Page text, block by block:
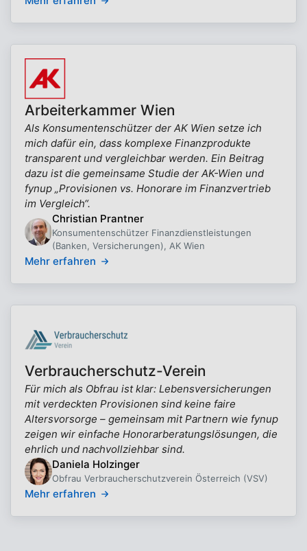
Arbeiterkammer Wien
Als Konsumentenschützer der AK Wien setze ich
mich dafür ein, dass komplexe Finanzprodukte
transparent und vergleichbar werden. Ein Beitrag
dazu ist die gemeinsame Studie der AK-Wien und
fynup „Provisionen vs. Honorare im Finanzvertrieb
im Vergleich“.
Christian Prantner
Konsumentenschützer Finanzdienstleistungen
(Banken, Versicherungen), AK Wien
Mehr erfahren
Verbraucherschutz-Verein
Für mich als Obfrau ist klar: Lebensversicherungen
mit verdeckten Provisionen sind keine faire
Altersvorsorge – gemeinsam mit Partnern wie fynup
zeigen wir einfache Honorarberatungslösungen, die
ehrlich und nachvollziehbar sind.
Daniela Holzinger
Obfrau Verbraucherschutzverein Österreich (VSV)
Mehr erfahren